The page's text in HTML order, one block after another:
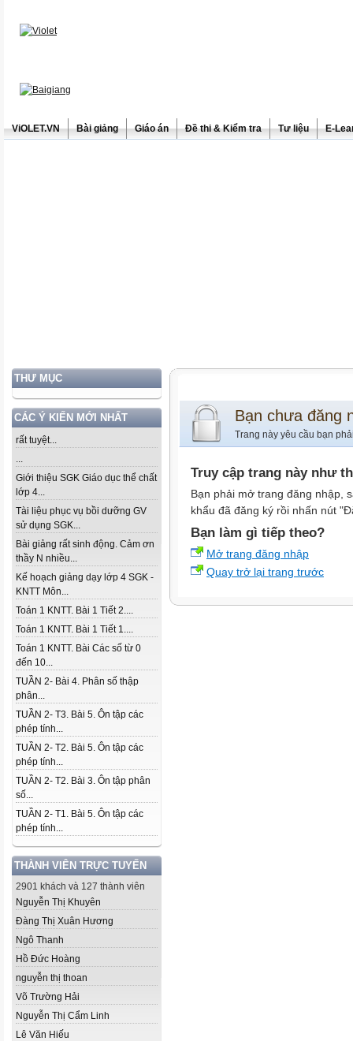
ViOLET.VN Bài giảng Giáo án Đề thi & Kiểm tra Tư liệu E-
THƯ MỤC
CÁC Ý KIẾN MỚI NHẤT
rất tuyệt...
...
Giới thiệu SGK Giáo dục thể chất
lớp 4...
Tài liệu phục vụ bồi dưỡng GV
sử dụng SGK...
Bài giảng rất sinh động. Cảm ơn
thầy N nhiều...
Kế hoạch giảng dạy lớp 4 SGK -
KNTT Môn...
Toán 1 KNTT. Bài 1 Tiết 2....
Toán 1 KNTT. Bài 1 Tiết 1....
Toán 1 KNTT. Bài Các số từ 0
đến 10...
TUẦN 2- Bài 4. Phân số thập
phân...
TUẦN 2- T3. Bài 5. Ôn tập các
phép tính...
TUẦN 2- T2. Bài 5. Ôn tập các
phép tính...
TUẦN 2- T2. Bài 3. Ôn tập phân
số...
TUẦN 2- T1. Bài 5. Ôn tập các
phép tính...
THÀNH VIÊN TRỰC TUYẾN
2901 khách và 127 thành viên
Nguyễn Thị Khuyên
Đàng Thị Xuân Hương
Ngô Thanh
Hồ Đức Hoàng
nguyễn thị thoan
Võ Trường Hải
Nguyễn Thị Cẩm Linh
Lê Văn Hiếu
Bạn chưa đăng
Trang này yêu cầu bạn
Truy cập trang này như
Bạn phải mở trang đăng nhập,
khẩu đã đăng ký rồi nhấn nút
Bạn làm gì tiếp theo?
Mở trang đăng nhập
Quay trở lại trang trước